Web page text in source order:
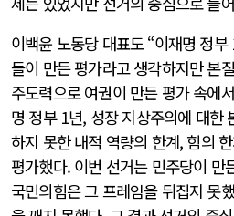
이백윤 노동당 대표도 “이재명 정
들이 만든 평가라고 생각하지만 본
주도력으로 여권이 만든 평가 속에
명 정부 1년, 성장 지상주의에 대한
하지 못한 내적 역량의 한계, 힘의
평가했다. 이번 선거는 민주당이 만
국민의힘은 그 프레임을 뒤집지 못